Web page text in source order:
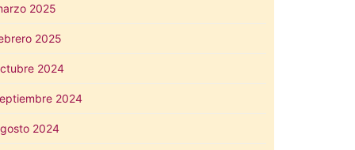
2025
2025
2024
2024
2024